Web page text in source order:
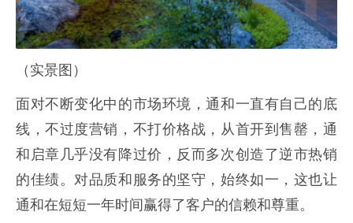
（实景图）
面对不断变化中的市场环境，通和一直有自己的底
线，不过度营销，不打价格战，从首开到售罄，通
和启章几乎没有降过价，反而多次创造了逆市热销
的佳绩。对品质和服务的坚守，始终如一，这也让
通和在短短一年时间赢得了客户的信赖和尊重。